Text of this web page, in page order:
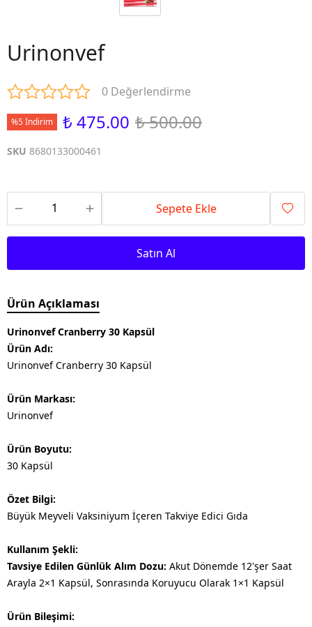
Urinonvef
0 Değerlendirme
%5 İndirim ₺ 475.00 ₺ 500.00
SKU 8680133000461
Sepete Ekle
Satın Al
Ürün Açıklaması
Urinonvef Cranberry 30 Kapsül
Ürün Adı:
Urinonvef Cranberry 30 Kapsül
Ürün Markası:
Urinonvef
Ürün Boyutu:
30 Kapsül
Özet Bilgi:
Büyük Meyveli Vaksiniyum İçeren Takviye Edici Gıda
Kullanım Şekli:
Tavsiye Edilen Günlük Alım Dozu: Akut Dönemde 12'şer Saat
Arayla 2×1 Kapsül, Sonrasında Koruyucu Olarak 1×1 Kapsül
Ürün Bileşimi: